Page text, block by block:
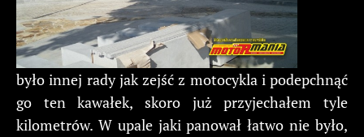
było innej rady jak zejść z motocykla i podepchnąć
go ten kawałek, skoro już przyjechałem tyle
kilometrów. W upale jaki panował łatwo nie było,